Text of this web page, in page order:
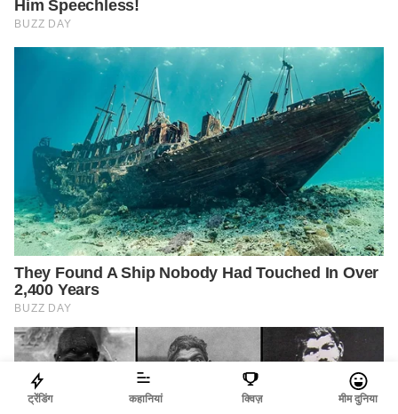
ट्रेंडिंग कहानियां क्विज़ मीम दुनिया